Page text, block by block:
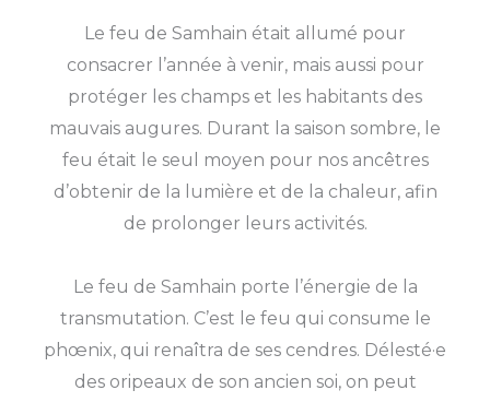
Le feu de Samhain était allumé pour
consacrer l’année à venir, mais aussi pour
protéger les champs et les habitants des
mauvais augures. Durant la saison sombre, le
feu était le seul moyen pour nos ancêtres
d’obtenir de la lumière et de la chaleur, afin
de prolonger leurs activités.
Le feu de Samhain porte l’énergie de la
transmutation. C’est le feu qui consume le
phœnix, qui renaîtra de ses cendres. Délesté·e
des oripeaux de son ancien soi, on peut